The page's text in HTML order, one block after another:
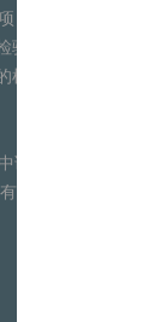
目反应试题分析
验
调用
教程代码PPT视